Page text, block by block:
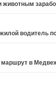
животным
водитель
в